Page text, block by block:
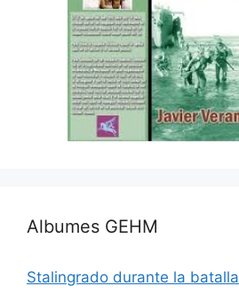
Albumes GEHM
Stalingrado durante la batalla